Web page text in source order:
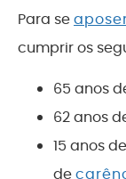
Para se
cumprir os
65 anos
62 anos
15 anos
de